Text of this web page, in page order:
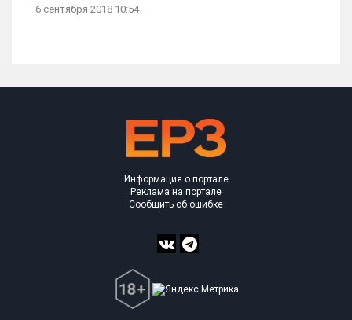
6 сентября 2018 10:54
Информация о портале
Реклама на портале
Сообщить об ошибке